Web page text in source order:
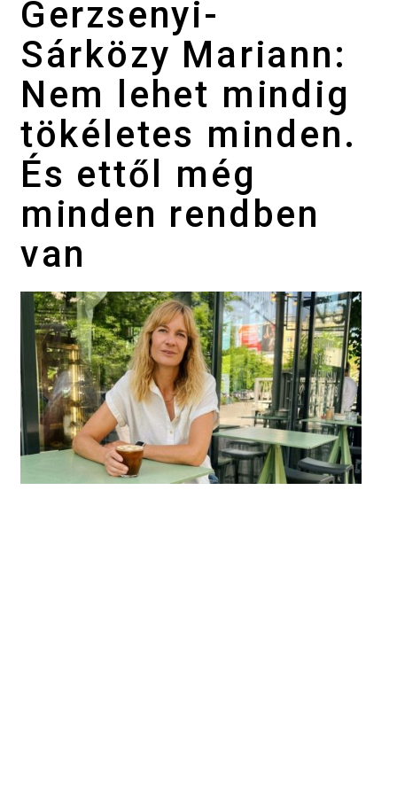
Gerzsenyi-
Sárközy Mariann:
Nem lehet mindig
tökéletes minden.
És ettől még
minden rendben
van